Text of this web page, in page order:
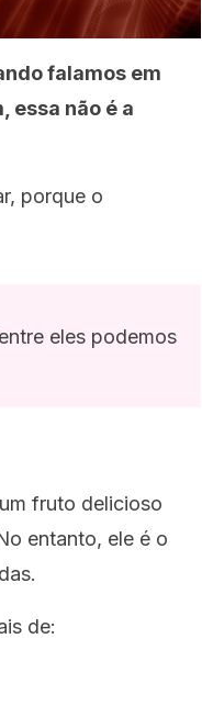
falamos em
essa não é a
porque o
eles podemos
fruto delicioso
entanto, ele é o
de: